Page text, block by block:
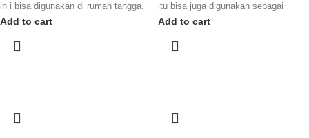
in i bisa digunakan di rumah tangga,
bar, coffee shop maupun tempat lain
Kami akan menghubungi Anda
Add to cart
itu bisa juga digunakan sebagai
tempat minuman. Bahannya aman
Add to cart